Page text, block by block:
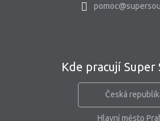
Kde pracují Super
Česká
Hlavní město